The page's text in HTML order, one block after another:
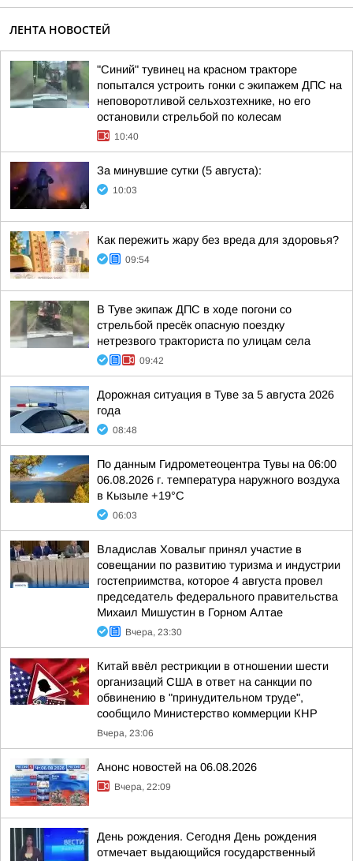
ЛЕНТА НОВОСТЕЙ
"Синий" тувинец на красном тракторе
попытался устроить гонки с экипажем ДПС на
неповоротливой сельхозтехнике, но его
остановили стрельбой по колесам
10:40
За минувшие сутки (5 августа):
10:03
Как пережить жару без вреда для здоровья?
09:54
В Туве экипаж ДПС в ходе погони со
стрельбой пресёк опасную поездку
нетрезвого тракториста по улицам села
09:42
Дорожная ситуация в Туве за 5 августа 2026
года
08:48
По данным Гидрометеоцентра Тувы на 06:00
06.08.2026 г. температура наружного воздуха
в Кызыле +19°С
06:03
Владислав Ховалыг принял участие в
совещании по развитию туризма и индустрии
гостеприимства, которое 4 августа провел
председатель федерального правительства
Михаил Мишустин в Горном Алтае
Вчера, 23:30
Китай ввёл рестрикции в отношении шести
организаций США в ответ на санкции по
обвинению в "принудительном труде",
сообщило Министерство коммерции КНР
Вчера, 23:06
Анонс новостей на 06.08.2026
Вчера, 22:09
День рождения. Сегодня День рождения
отмечает выдающийся государственный